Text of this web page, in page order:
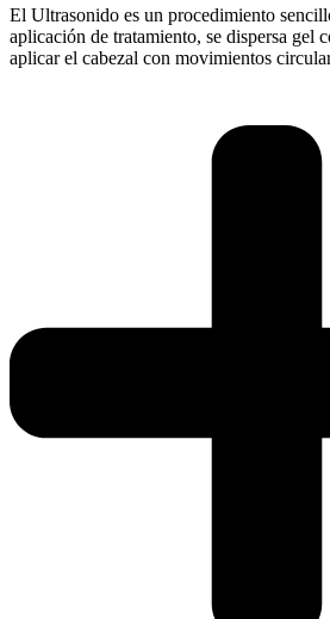
El Ultrasonido es un procedimiento
aplicación de tratamiento, se dispersa gel
aplicar el cabezal con movimientos